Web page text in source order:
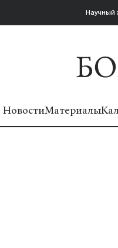
Научный
НовостиМатериалы